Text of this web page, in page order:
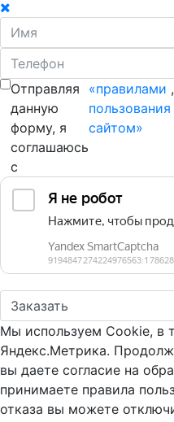
Отправляя
данную
форму, я
соглашаюсь
с
«правилами
пользования
сайтом»
,
Мы используем Cookie, в
Яндекс.Метрика.
вы даете согласие на
принимаете правила
отказа вы можете